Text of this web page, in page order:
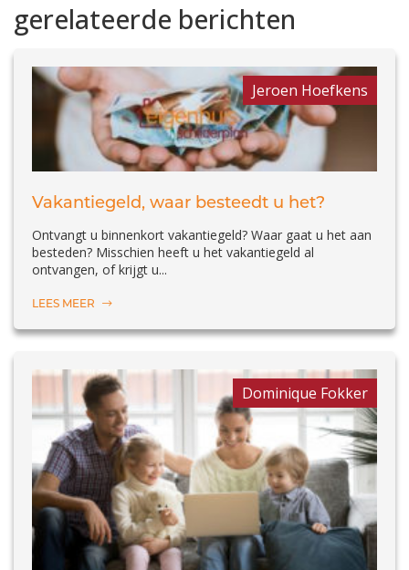
gerelateerde berichten
Jeroen Hoefkens
Vakantiegeld, waar besteedt u het?
Ontvangt u binnenkort vakantiegeld? Waar gaat u het aan
besteden? Misschien heeft u het vakantiegeld al
ontvangen, of krijgt u...
LEES MEER
Dominique Fokker